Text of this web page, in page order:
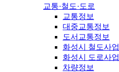
교통·철도·도로
교통정보
대중교통정보
도서교통정보
화성시 철도사업
화성시 도로사업
차량정보